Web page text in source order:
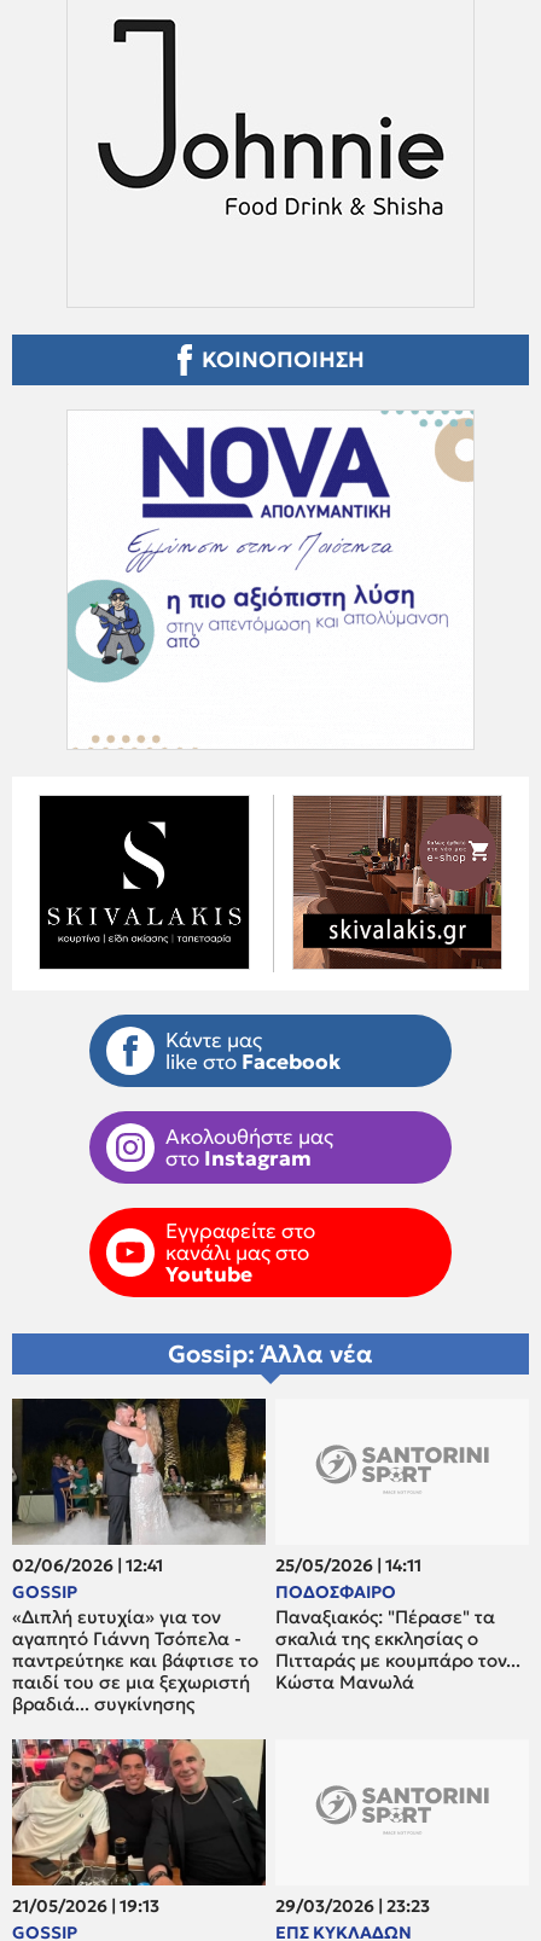
ΚΟΙΝΟΠΟΙΗΣΗ
Κάντε μας
like στο Facebook
Ακολουθήστε μας
στο Instagram
Εγγραφείτε στο
κανάλι μας στο
Youtube
Gossip: Άλλα νέα
02/06/2026 | 12:41
GOSSIP
«Διπλή ευτυχία» για τον
αγαπητό Γιάννη Τσόπελα -
παντρεύτηκε και βάφτισε το
παιδί του σε μια ξεχωριστή
βραδιά... συγκίνησης
25/05/2026 | 14:11
ΠΟΔΟΣΦΑΙΡΟ
Παναξιακός: "Πέρασε" τα
σκαλιά της εκκλησίας ο
Πιτταράς με κουμπάρο τον...
Κώστα Μανωλά
21/05/2026 | 19:13
GOSSIP
29/03/2026 | 23:23
ΕΠΣ ΚΥΚΛΑΔΩΝ